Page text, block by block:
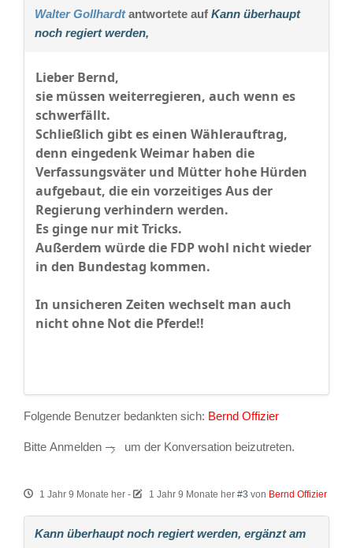
Walter Gollhardtantwortete auf Kann überhaupt
noch regiert werden,
Lieber Bernd,
sie müssen weiterregieren, auch wenn es
schwerfällt.
Schließlich gibt es einen Wählerauftrag,
denn eingedenk Weimar haben die
Verfassungsväter und Mütter hohe Hürden
aufgebaut, die ein vorzeitiges Aus der
Regierung verhindern werden.
Es ginge nur mit Tricks.
Außerdem würde die FDP wohl nicht wieder
in den Bundestag kommen.
In unsicheren Zeiten wechselt man auch
nicht ohne Not die Pferde!!
Folgende Benutzer bedankten sich: Bernd Offizier
Bitte Anmelden um der Konversation beizutreten.
1 Jahr 9 Monate her - 1 Jahr 9 Monate her #3 von Bernd Offizier
Kann überhaupt noch regiert werden, ergänzt am